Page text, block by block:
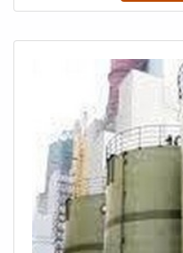
poliéster (ou outro tipo